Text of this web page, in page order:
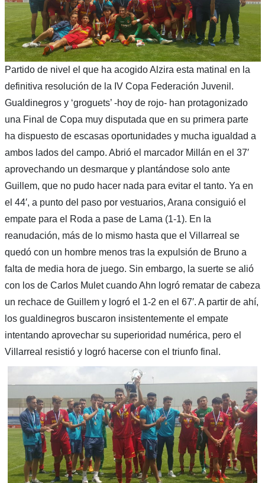
Partido de nivel el que ha acogido Alzira esta matinal en la
definitiva resolución de la IV Copa Federación Juvenil.
Gualdinegros y ‘groguets’ -hoy de rojo- han protagonizado
una Final de Copa muy disputada que en su primera parte
ha dispuesto de escasas oportunidades y mucha igualdad a
ambos lados del campo. Abrió el marcador Millán en el 37′
aprovechando un desmarque y plantándose solo ante
Guillem, que no pudo hacer nada para evitar el tanto. Ya en
el 44′, a punto del paso por vestuarios, Arana consiguió el
empate para el Roda a pase de Lama (1-1). En la
reanudación, más de lo mismo hasta que el Villarreal se
quedó con un hombre menos tras la expulsión de Bruno a
falta de media hora de juego. Sin embargo, la suerte se alió
con los de Carlos Mulet cuando Ahn logró rematar de cabeza
un rechace de Guillem y logró el 1-2 en el 67′. A partir de ahí,
los gualdinegros buscaron insistentemente el empate
intentando aprovechar su superioridad numérica, pero el
Villarreal resistió y logró hacerse con el triunfo final.